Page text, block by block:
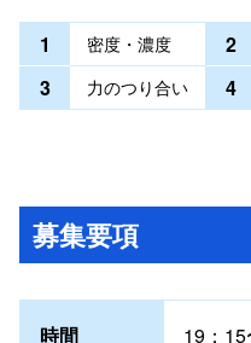
1 密度・濃度 2
3 力のつり合い 4
募集要項
時間 19：15